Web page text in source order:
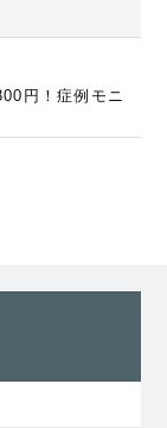
円！症例モニ